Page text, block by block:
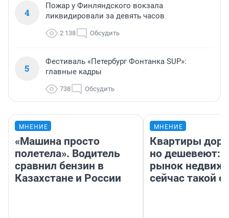
4
Пожар у Финляндского вокзала
ликвидировали за девять часов
2 138 Обсудить
5
Фестиваль «Петербург Фонтанка SUP»:
главные кадры
738 Обсудить
МНЕНИЕ
«Машина просто
полетела». Водитель
сравнил бензин в
Казахстане и России
МНЕНИЕ
Квартиры
но дешевеют:
рынок
сейчас такой